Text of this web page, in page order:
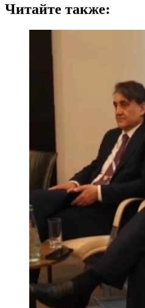
Читайте также: